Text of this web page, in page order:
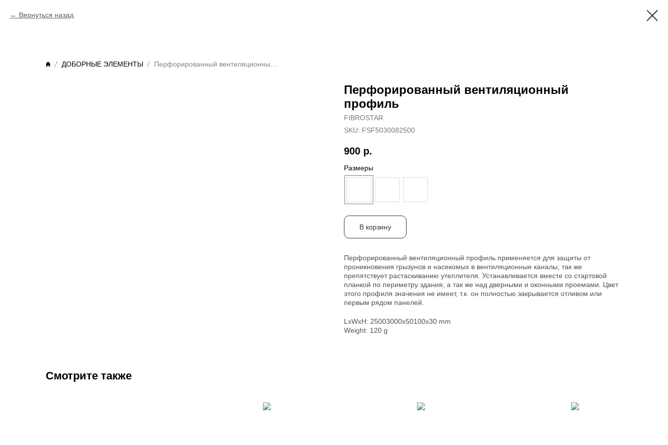
Вернуться назад
ДОБОРНЫЕ ЭЛЕМЕНТЫ
Перфорированный вентиляционный
профиль
FIBROSTAR
SKU: FSF5030082500
900 р.
Размеры
В корзину
Перфорированный вентиляционный профиль применяется для защиты от
проникновения грызунов и насекомых в вентиляционные каналы, так же
препятствует растаскиванию утеплителя. Устанавливается вместе со стартовой
планкой по периметру здания, а так же над дверными и оконными проемами. Цвет
этого профиля значения не имеет, т.к. он полностью закрывается отливом или
первым рядом панелей.
LxWxH: 25003000x50100x30 mm
Weight: 120 g
Смотрите также